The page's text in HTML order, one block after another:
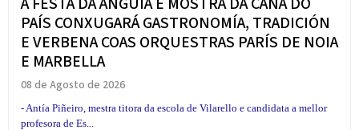
PAÍS CONXUGARÁ GASTRONOMÍA, TRADICIÓN
E VERBENA COAS ORQUESTRAS PARÍS DE NOIA
E MARBELLA
08 de Agosto de 2026
- Antía Piñeiro, mestra titora da escola de Vilarello e candidata a mellor
profesora de Es...